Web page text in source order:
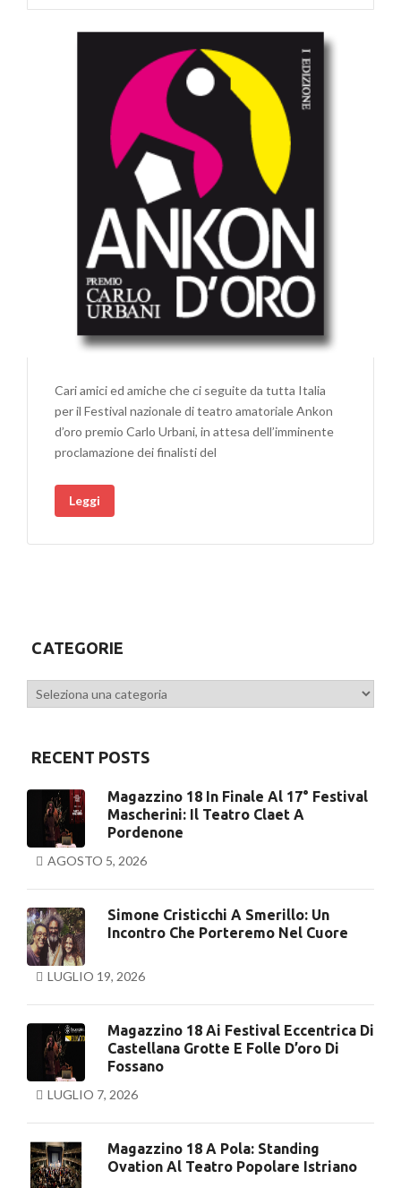
Cari amici ed amiche che ci seguite da tutta Italia
per il Festival nazionale di teatro amatoriale Ankon
d’oro premio Carlo Urbani, in attesa dell’imminente
proclamazione dei finalisti del
Leggi
CATEGORIE
Categorie
RECENT POSTS
Magazzino 18 In Finale Al 17° Festival
Mascherini: Il Teatro Claet A
Pordenone
AGOSTO 5, 2026
Simone Cristicchi A Smerillo: Un
Incontro Che Porteremo Nel Cuore
LUGLIO 19, 2026
Magazzino 18 Ai Festival Eccentrica Di
Castellana Grotte E Folle D’oro Di
Fossano
LUGLIO 7, 2026
Magazzino 18 A Pola: Standing
Ovation Al Teatro Popolare Istriano